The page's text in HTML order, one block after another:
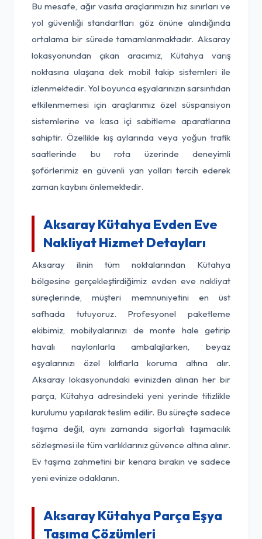
Bu mesafe, ağır vasıta araçlarımızın hız sınırları ve
yol güvenliği standartları göz önüne alındığında
ortalama bir sürede tamamlanmaktadır. Aksaray
lokasyonundan çıkan aracımız, Kütahya varış
noktasına ulaşana dek mobil takip sistemleri ile
izlenmektedir. Yol boyunca eşyalarınızın sarsıntıdan
etkilenmemesi için araçlarımız özel süspansiyon
sistemlerine ve kasa içi sabitleme aparatlarına
sahiptir. Özellikle kış aylarında veya yoğun trafik
saatlerinde bu rota üzerinde deneyimli
şoförlerimiz en güvenli yan yolları tercih ederek
zaman kaybını önlemektedir.
Aksaray Kütahya Evden Eve
Nakliyat Hizmet Detayları
Aksaray ilinin tüm noktalarından Kütahya
bölgesine gerçekleştirdiğimiz evden eve nakliyat
süreçlerinde, müşteri memnuniyetini en üst
safhada tutuyoruz. Profesyonel paketleme
ekibimiz, mobilyalarınızı de monte hale getirip
havalı naylonlarla ambalajlarken, beyaz
eşyalarınızı özel kılıflarla koruma altına alır.
Aksaray lokasyonundaki evinizden alınan her bir
parça, Kütahya adresindeki yeni yerinde titizlikle
kurulumu yapılarak teslim edilir. Bu süreçte sadece
taşıma değil, aynı zamanda sigortalı taşımacılık
sözleşmesi ile tüm varlıklarınız güvence altına alınır.
Ev taşıma zahmetini bir kenara bırakın ve sadece
yeni evinize odaklanın.
Aksaray Kütahya Parça Eşya
Taşıma Çözümleri